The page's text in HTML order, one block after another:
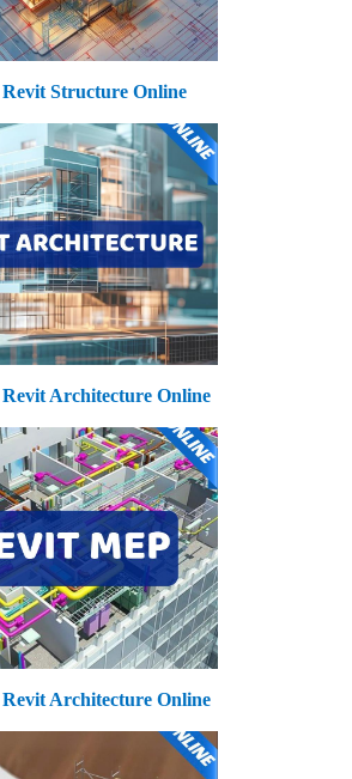
Structure Online
Architecture Online
Architecture Online